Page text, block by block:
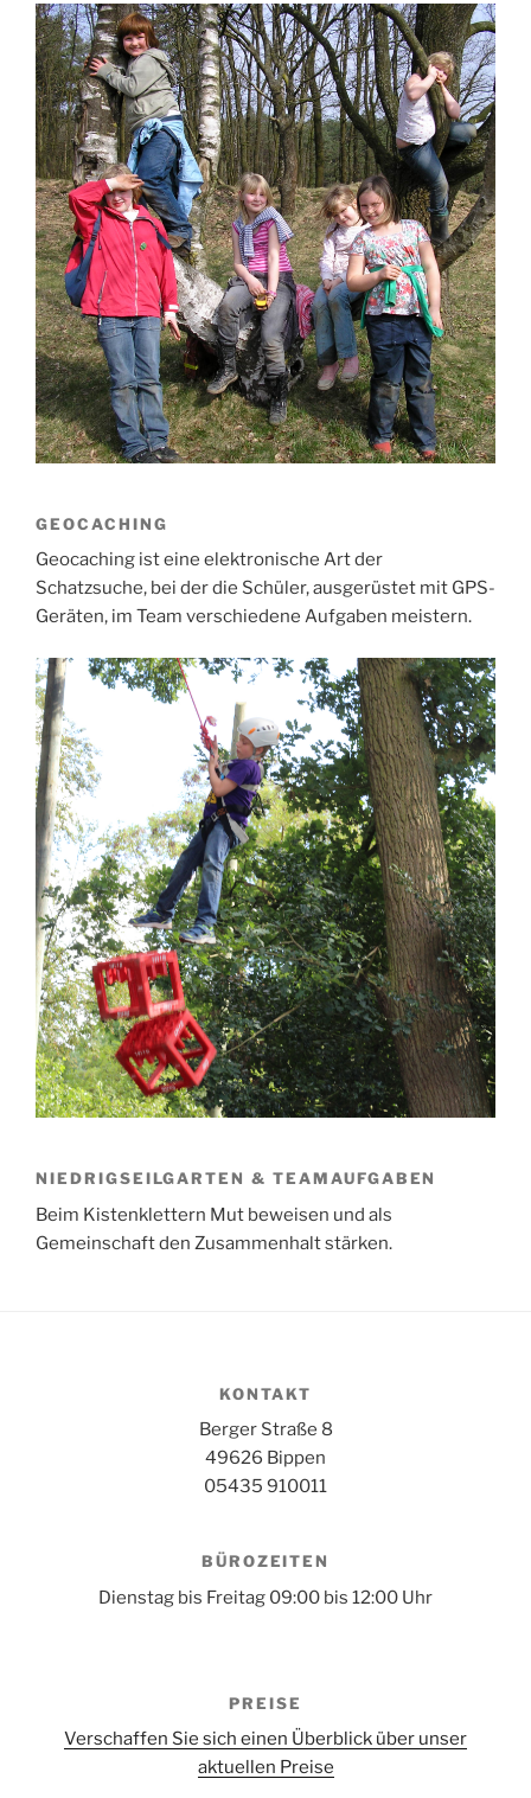
GEOCACHING
Geocaching ist eine elektronische Art der
Schatzsuche, bei der die Schüler, ausgerüstet mit GPS-
Geräten, im Team verschiedene Aufgaben meistern.
NIEDRIGSEILGARTEN & TEAMAUFGABEN
Beim Kistenklettern Mut beweisen und als
Gemeinschaft den Zusammenhalt stärken.
KONTAKT
Berger Straße 8
49626 Bippen
05435 910011
BÜROZEITEN
Dienstag bis Freitag 09:00 bis 12:00 Uhr
PREISE
Verschaffen Sie sich einen Überblick über unser
aktuellen Preise